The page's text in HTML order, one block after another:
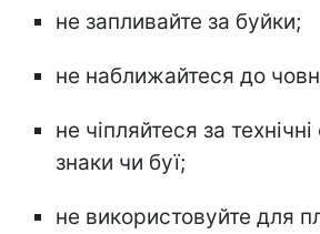
не запливайте за буйки;
не наближайтеся до
не чіпляйтеся за
знаки чи буї;
не використовуйте для